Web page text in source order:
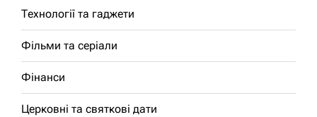
Технології та гаджети
Фільми та серіали
Фінанси
Церковні та святкові дати